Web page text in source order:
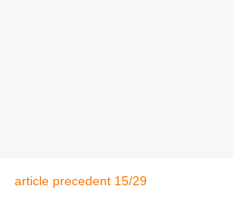
article precedent 15/29